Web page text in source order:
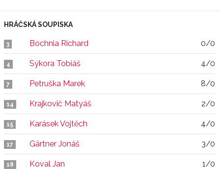
HRÁČSKÁ SOUPISKA
3 Bochnia Richard 0/0
4 Sýkora Tobiáš 4/0
7 Petruška Marek 8/0
14 Krajkovič Matyáš 2/0
15 Karásek Vojtěch 4/0
17 Gärtner Jonáš 3/0
18 Koval Jan 1/0